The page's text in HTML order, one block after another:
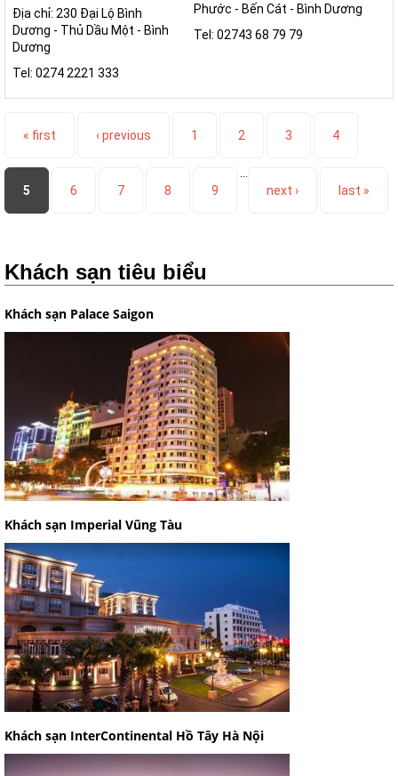
Địa chỉ: 230 Đại Lộ Bình
Dương - Thủ Dầu Một - Bình
Dương
Tel: 0274 2221 333
Phước - Bến Cát - Bình Dương
Tel: 02743 68 79 79
Pages
« first ‹ previous 1 2 3 4
5 6 7 8 9
next ›
last »
Khách sạn tiêu biểu
Khách sạn Palace Saigon
Khách sạn Imperial Vũng Tàu
Khách sạn InterContinental Hồ Tây Hà Nội